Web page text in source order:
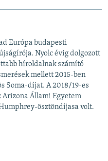
Európa budapesti
Nyolc évig dolgozott
híroldalnak számító
mellett 2015-ben
Soma-díjat. A 2018/19-es
Arizona Állami Egyetem
ösztöndíjasa volt.